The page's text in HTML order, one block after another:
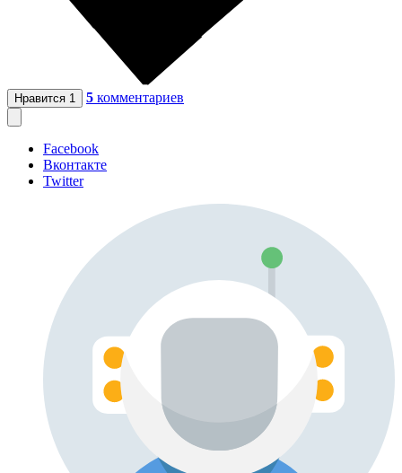
Нравится 1 5 комментариев
Facebook
Вконтакте
Twitter